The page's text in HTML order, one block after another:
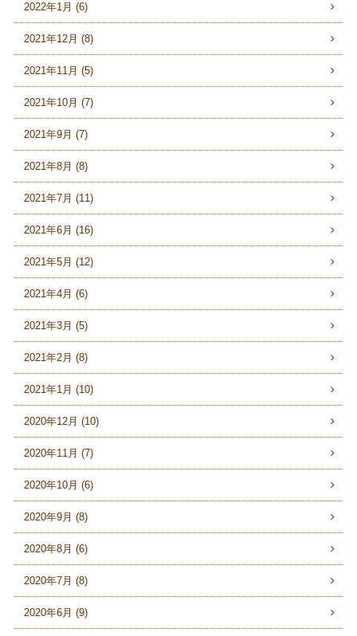
2022年1月 (6)
2021年12月 (8)
2021年11月 (5)
2021年10月 (7)
2021年9月 (7)
2021年8月 (8)
2021年7月 (11)
2021年6月 (16)
2021年5月 (12)
2021年4月 (6)
2021年3月 (5)
2021年2月 (8)
2021年1月 (10)
2020年12月 (10)
2020年11月 (7)
2020年10月 (6)
2020年9月 (8)
2020年8月 (6)
2020年7月 (8)
2020年6月 (9)